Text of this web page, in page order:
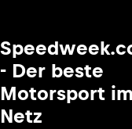
- Der beste
Motorsport im
Netz